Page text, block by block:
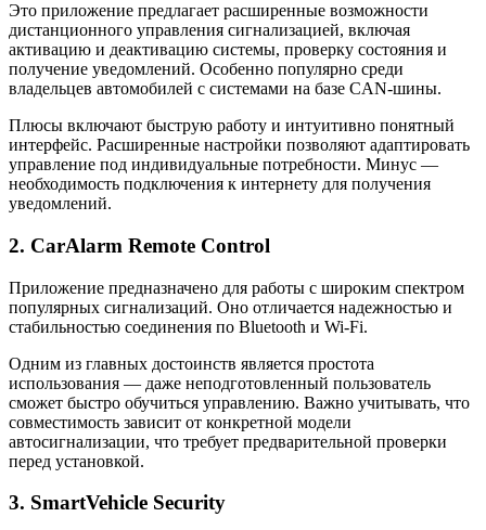
Это приложение предлагает расширенные возможности
дистанционного управления сигнализацией, включая
активацию и деактивацию системы, проверку состояния и
получение уведомлений. Особенно популярно среди
владельцев автомобилей с системами на базе CAN-шины.
Плюсы включают быструю работу и интуитивно понятный
интерфейс. Расширенные настройки позволяют адаптировать
управление под индивидуальные потребности. Минус —
необходимость подключения к интернету для получения
уведомлений.
2. CarAlarm Remote Control
Приложение предназначено для работы с широким спектром
популярных сигнализаций. Оно отличается надежностью и
стабильностью соединения по Bluetooth и Wi-Fi.
Одним из главных достоинств является простота
использования — даже неподготовленный пользователь
сможет быстро обучиться управлению. Важно учитывать, что
совместимость зависит от конкретной модели
автосигнализации, что требует предварительной проверки
перед установкой.
3. SmartVehicle Security